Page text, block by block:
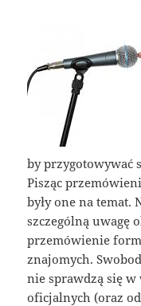
by przygotowywać
Pisząc
były one na temat.
szczególną uwagę
przemówienie
znajomych.
nie sprawdzą się
oficjalnych (oraz